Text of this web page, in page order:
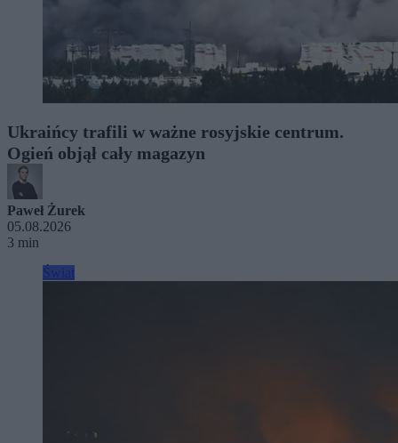
Ukraińcy trafili w ważne rosyjskie centrum.
Ogień objął cały magazyn
Paweł Żurek
05.08.2026
3 min